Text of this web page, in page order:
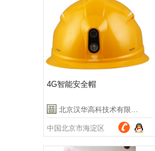
4G智能安全帽
北京汉华高科技术有限公司
中国北京市海淀区